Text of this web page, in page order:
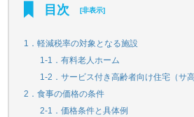
目次 [非表示]
1．軽減税率の対象となる施設
1-1．有料老人ホーム
1-2．サービス付き高齢者向け住宅（サ高
2．食事の価格の条件
2-1．価格条件と具体例